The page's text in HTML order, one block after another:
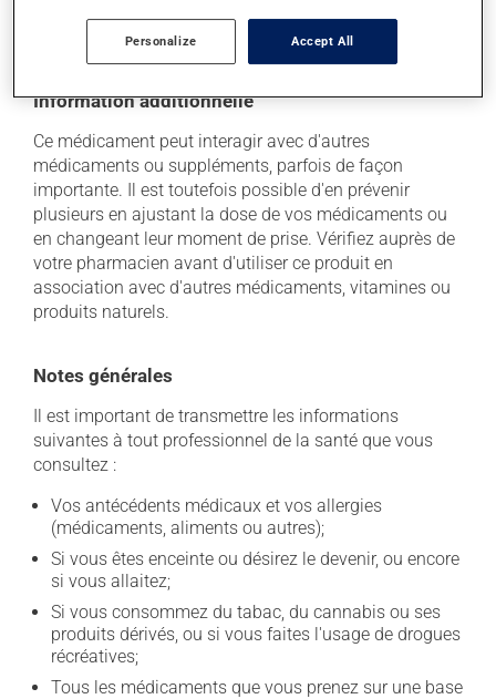
péremption.
Information additionnelle
Ce médicament peut interagir avec d'autres
médicaments ou suppléments, parfois de façon
importante. Il est toutefois possible d'en prévenir
plusieurs en ajustant la dose de vos médicaments ou
en changeant leur moment de prise. Vérifiez auprès de
votre pharmacien avant d'utiliser ce produit en
association avec d'autres médicaments, vitamines ou
produits naturels.
Notes générales
Il est important de transmettre les informations
suivantes à tout professionnel de la santé que vous
consultez :
Vos antécédents médicaux et vos allergies
(médicaments, aliments ou autres);
Si vous êtes enceinte ou désirez le devenir, ou encore
si vous allaitez;
Si vous consommez du tabac, du cannabis ou ses
produits dérivés, ou si vous faites l'usage de drogues
récréatives;
Tous les médicaments que vous prenez sur une base
Personalize Accept All